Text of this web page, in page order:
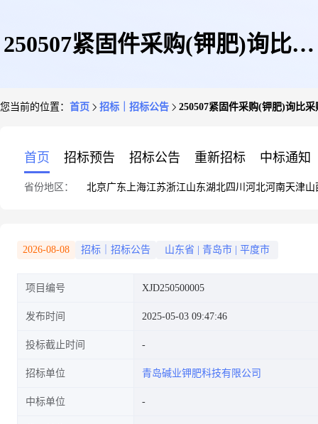
250507紧固件采购(钾肥)询比采
您当前的位置： 首页 招标｜招标公告 250507紧固件采购(钾肥)询比采
首页 招标预告 招标公告 重新招标 中标通知
省份地区： 北京广东 上海江苏浙江山东湖北四川 河北河南天津山
2026-08-08 招标｜招标公告 山东省 青岛市 平度市
项目编号 XJD250500005
发布时间 2025-05-03 09:47:46
投标截止时间
招标单位 青岛碱业钾肥科技有限公司
中标单位